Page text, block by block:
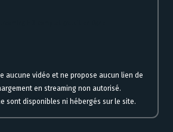
aucune vidéo et ne propose aucun lien de
en streaming non autorisé.
sont disponibles ni hébergés sur le site.